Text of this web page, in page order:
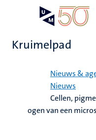
Kruimelpad
Nieuws &
Nieuws
Cellen,
ogen van een